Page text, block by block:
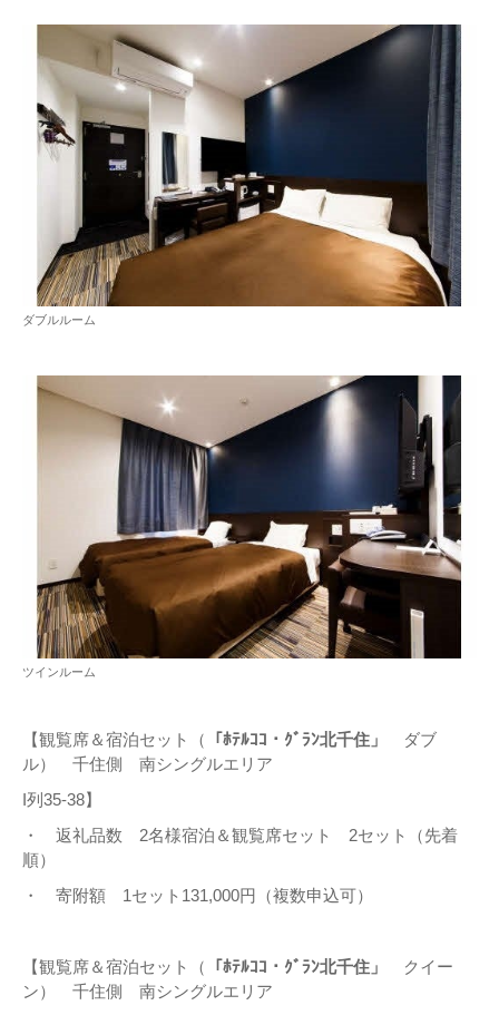
ダブルルーム
ツインルーム
【観覧席＆宿泊セット（ 「ﾎﾃﾙｺｺ・ｸﾞﾗﾝ北千住」
ダブ
ル） 千住側 南シングルエリア
I列35-38】
・ 返礼品数 2名様宿泊＆観覧席セット 2セット（先着
順）
・ 寄附額 1セット131,000円（複数申込可）
【観覧席＆宿泊セット（ 「ﾎﾃﾙｺｺ・ｸﾞﾗﾝ北千住」
クイー
ン） 千住側 南シングルエリア